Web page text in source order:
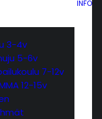
3-4v
5-6v
7-12v
12-15v
INFO